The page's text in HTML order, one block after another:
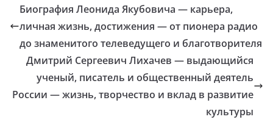
Биография Леонида Якубовича — карьера,
личная жизнь, достижения — от пионера радио
до знаменитого телеведущего и благотворителя
Дмитрий Сергеевич Лихачев — выдающийся
ученый, писатель и общественный деятель
России — жизнь, творчество и вклад в развитие
культуры